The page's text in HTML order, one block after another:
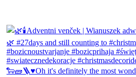
🐑🧱🪜♥️Oh it's definitely the most wond